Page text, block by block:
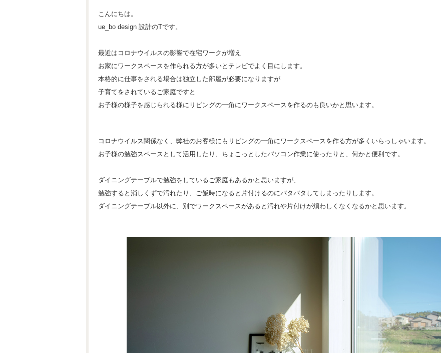
こんにちは。
ue_bo design 設計のTです。
最近はコロナウイルスの影響で在宅ワークが増え
お家にワークスペースを作られる方が多いとテレビでよく目にします。
本格的に仕事をされる場合は独立した部屋が必要になりますが
子育てをされているご家庭ですと
お子様の様子を感じられる様にリビングの一角にワークスペースを作るのも良いかと思います。
コロナウイルス関係なく、弊社のお客様にもリビングの一角にワークスペースを作る方が多くいらっしゃいます。
お子様の勉強スペースとして活用したり、ちょこっとしたパソコン作業に使ったりと、何かと便利です。
ダイニングテーブルで勉強をしているご家庭もあるかと思いますが、
勉強すると消しくずで汚れたり、ご飯時になると片付けるのにバタバタしてしまったりします。
ダイニングテーブル以外に、別でワークスペースがあると汚れや片付けが煩わしくなくなるかと思います。